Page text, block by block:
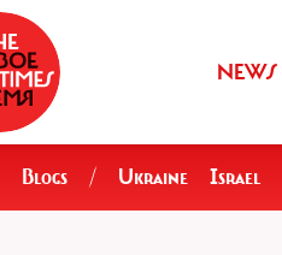
NEWS
Blogs / Ukraine Israel